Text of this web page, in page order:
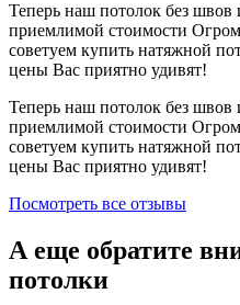
Теперь наш потолок без
приемлимой стоимости
советуем купить натяжной
цены Вас приятно удивят!
Теперь наш потолок без
приемлимой стоимости
советуем купить натяжной
цены Вас приятно удивят!
Посмотреть все отзывы
А еще обратите
потолки